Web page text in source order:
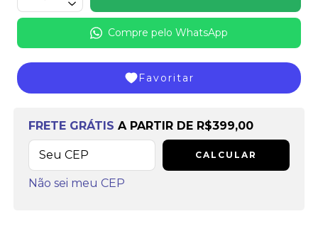
Compre pelo WhatsApp
Favoritar
Frete grátisa partir deR$399,00
FRETE GRÁTIS A PARTIR DE R$399,00
CALCULAR
Não sei meu CEP